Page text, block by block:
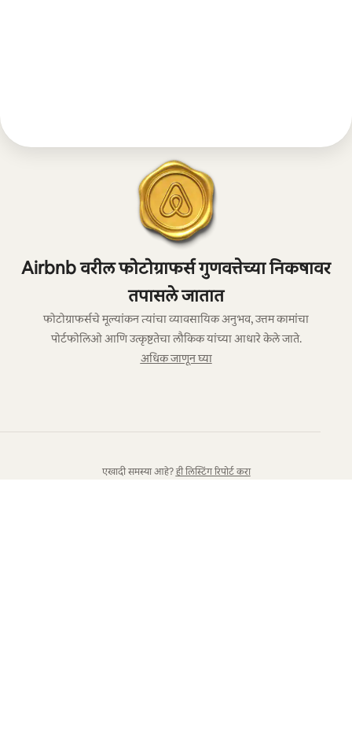
Airbnb वरील फोटोग्राफर्स गुणवत्तेच्या निकषावर
तपासले जातात
फोटोग्राफर्सचे मूल्यांकन त्यांचा व्यावसायिक अनुभव, उत्तम कामांचा
पोर्टफोलिओ आणि उत्कृष्टतेचा लौकिक यांच्या आधारे केले जाते.
अधिक जाणून घ्या
एखादी समस्या आहे? ही लिस्टिंग रिपोर्ट करा